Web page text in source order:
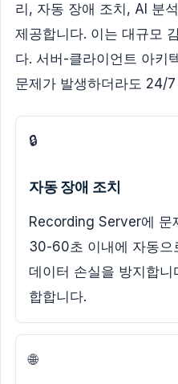
리, 자동 장애 조치, AI 분
제공합니다. 이는 대규모
다. 서버-클라이언트 아키
문제가 발생하더라도 24/
🔒
자동 장애 조치
Recording Server에 문
30-60초 이내에 자동으
데이터 손실을 방지합
합합니다.
🌐